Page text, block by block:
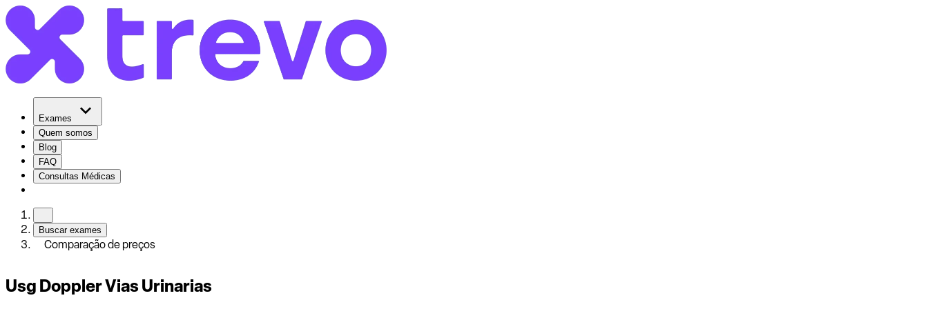
Exames
Quem somos
Blog
FAQ
Consultas Médicas
Buscar exames
Comparação de preços
Usg Doppler Vias Urinarias